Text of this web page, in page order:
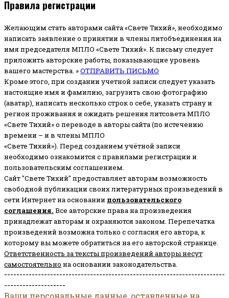
Правила регистрации
Желающим стать авторами сайта «Свете Тихий», необходимо
написать заявление о принятии в члены литобъединения на
имя председателя МПЛО «Свете Тихий». К письму следует
приложить авторские работы, показывающие уровень
вашего мастерства. »ОТПРАВИТЬ ПИСЬМО
Кроме этого, при создании учетной записи следует указать
настоящие имя и фамилию, загрузить свою фотографию
(аватар), написать несколько строк о себе, указать страну и
регион проживания и ожидать решения литсовета МПЛО
«Свете Тихий» о переводе в авторы сайта (по истечению
времени – и в члены МПЛО
«Свете Тихий»). Перед созданием учётной записи
необходимо ознакомится с правилами регистрации и
пользовательским соглашением.
Сайт "Свете Тихий" предоставляет авторам возможность
свободной публикации своих литературных произведений в
сети Интернет на основании пользовательского
соглашения. Все авторские права на произведения
принадлежат авторам и охраняются законом. Перепечатка
произведений возможна только с согласия его автора, к
которому вы можете обратиться на его авторской странице.
Ответственность за тексты произведений авторы несут
самостоятельно на основании законодательства.
------------------------------------------------------------------------
--------------------
Ваши персональные данные, оставленные на